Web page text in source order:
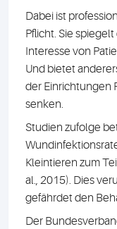
Dabei ist
Pflicht. Sie
Interesse von
Und bietet
der Einrichtungen
senken.
Studien zufolge
Kleintieren zum
al., 2015). Dies
gefährdet den
Der